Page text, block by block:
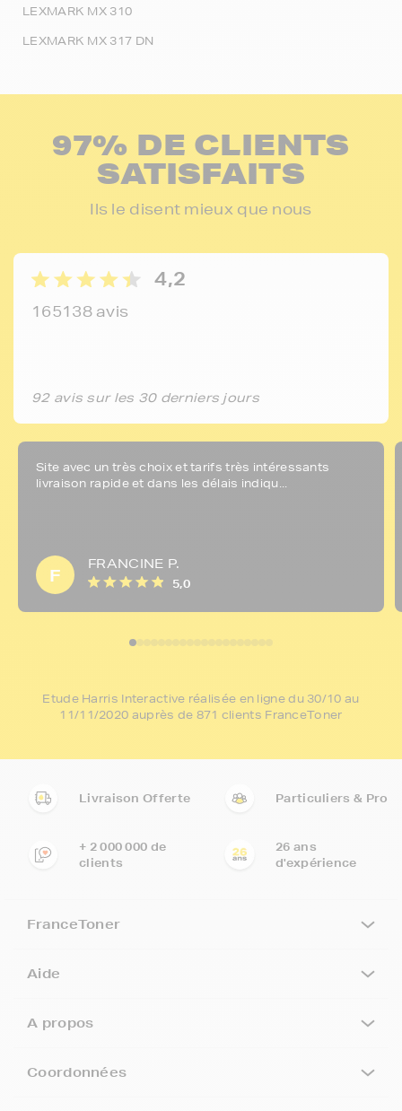
LEXMARK MX 310
LEXMARK MX 317 DN
97% DE CLIENTS
SATISFAITS
Ils le disent mieux que nous
4,2
165138 avis
92 avis sur les 30 derniers jours
Site avec un très choix et tarifs très intéressants
livraison rapide et dans les délais indiqu...
F
FRANCINE P.
5,0
Etude Harris Interactive réalisée en ligne du 30/10 au
11/11/2020 auprès de 871 clients FranceToner
Livraison Offerte Particuliers & Pro
+ 2 000 000 de
clients
26 ans
d'expérience
FranceToner
Aide
A propos
Coordonnées